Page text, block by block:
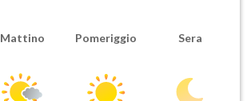
Mattino Pomeriggio Sera